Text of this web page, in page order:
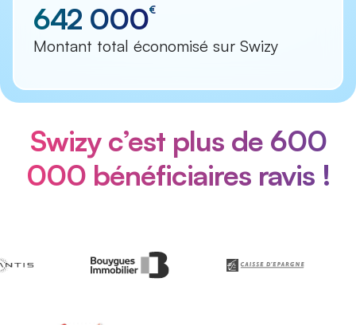
642 000€
Montant total économisé sur Swizy
Swizy c’est plus de 600
000 bénéficiaires ravis !